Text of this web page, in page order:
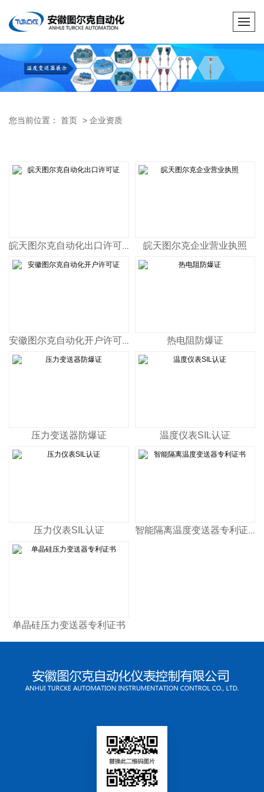
您当前位置： 首页 > 企业资质
皖天图尔克自动化出口许可证 皖天图尔克企业营业执照
安徽图尔克自动化开户许可证 热电阻防爆证
压力变送器防爆证 温度仪表SIL认证
压力仪表SIL认证 智能隔离温度变送器专利证书
单晶硅压力变送器专利证书